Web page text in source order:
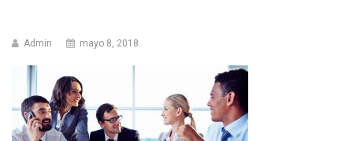
Admin mayo 8, 2018